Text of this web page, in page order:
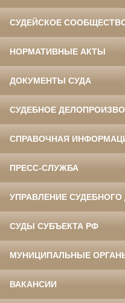
СУДЕЙСКОЕ
НОРМАТИВНЫЕ АКТЫ
ДОКУМЕНТЫ СУДА
СУДЕБНОЕ
СПРАВОЧНАЯ
ПРЕСС-СЛУЖБА
УПРАВЛЕНИЕ
СУДЫ СУБЪЕКТА РФ
МУНИЦИПАЛЬНЫЕ
ВАКАНСИИ